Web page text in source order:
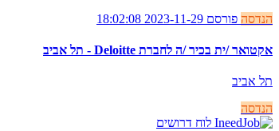
הנדסה פורסם 2023-11-29 18:02:08
אקטואר /ית בכיר /ה לחברת Deloitte - תל אביב
תל אביב
הנדסה
לוח דרושים